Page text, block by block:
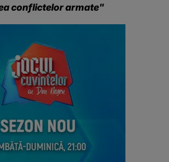
conflictelor armate"